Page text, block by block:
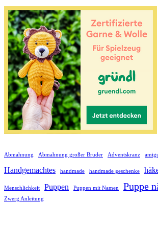
Abmahnung Abmahnung großer Bruder Adventskranz
Handgemachtes handmade handmade geschenke
Menschlichkeit Puppen Puppen mit Namen Puppe
Zwerg Anleitung